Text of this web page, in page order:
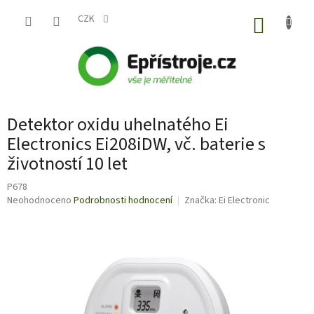
CZK
Detektor oxidu uhelnatého Ei
Electronics Ei208iDW, vč. baterie s
životností 10 let
P678
Průměrné
Neohodnoceno Podrobnosti hodnocení Značka: Ei Electronic